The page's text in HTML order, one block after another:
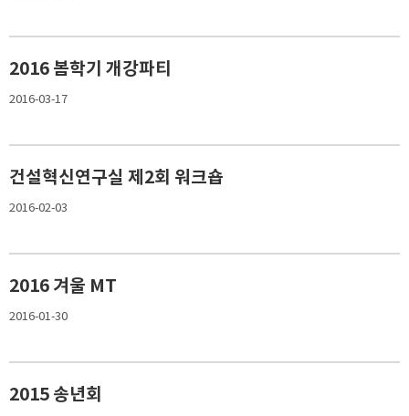
2016 봄학기 개강파티
2016-03-17
건설혁신연구실 제2회 워크숍
2016-02-03
2016 겨울 MT
2016-01-30
2015 송년회